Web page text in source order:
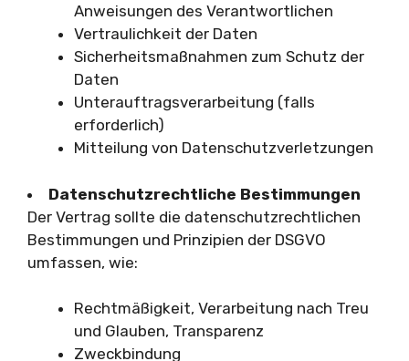
Anweisungen des Verantwortlichen
Vertraulichkeit der Daten
Sicherheitsmaßnahmen zum Schutz der
Daten
Unterauftragsverarbeitung (falls
erforderlich)
Mitteilung von Datenschutzverletzungen
Datenschutzrechtliche Bestimmungen
Der Vertrag sollte die datenschutzrechtlichen
Bestimmungen und Prinzipien der DSGVO
umfassen, wie:
Rechtmäßigkeit, Verarbeitung nach Treu
und Glauben, Transparenz
Zweckbindung